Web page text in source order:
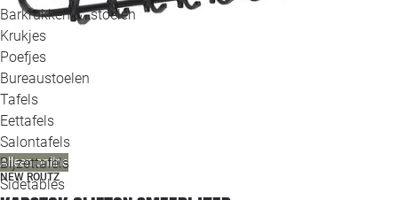
Barkrukken & -stoelen
Krukjes
Poefjes
Bureaustoelen
Tafels
Eettafels
Salontafels
Bijzettafels
Sidetables
Alleen online
NEW ROUTZ